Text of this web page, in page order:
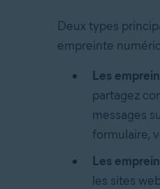
Deux types
empreinte
Les
partagez
messages
formulaire,
Les
les sites